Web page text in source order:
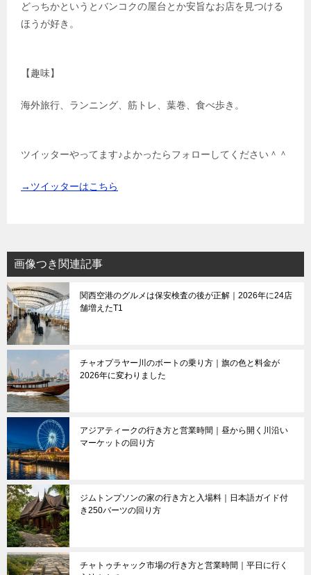
どっちかというとバンコクの屋台とか安旨なお店を見つける
ほうが好き。
【趣味】
海外旅行、ランニング、筋トレ、葉巻、食べ歩き。
ツイッターやってます♪よかったらフォローしてください＾＾
→ツイッターはこちら
画像つき関連記事
関西空港のグルメは保安検査の後が正解｜2026年に24店
舗増えたT1
チャオプラヤー川のボートの乗り方｜旗の色と料金が
2026年に変わりました
アジアティークの行き方と営業時間｜昼から開く川沿い
マーケットの回り方
ジムトンプソンの家の行き方と入場料｜日本語ガイド付
き250バーツの回り方
チャトゥチャック市場の行き方と営業時間｜平日に行く